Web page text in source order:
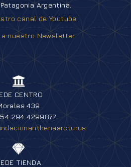
Argentina.
canal de Youtube
nuestro Newsletter
CENTRO
439
294 4299877
TIENDA